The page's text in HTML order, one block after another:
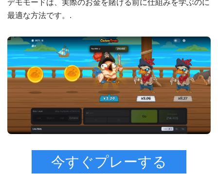
デモモードは、実際のお金を賭ける前に仕組みを学ぶのに
最適な方法です。.
今すぐプレーする